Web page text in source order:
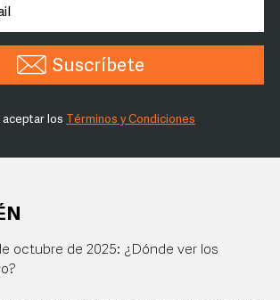
Suscríbete
aceptar los Términos y Condiciones
octubre de 2025: ¿Dónde ver los